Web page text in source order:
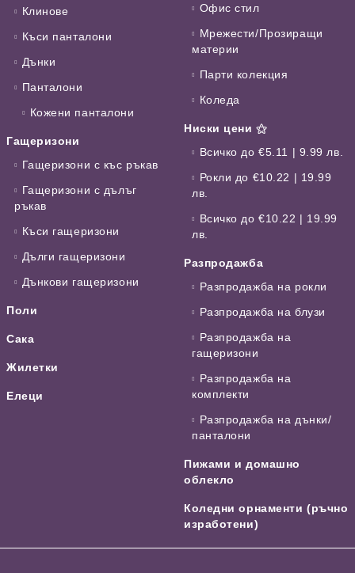
Клинове
Къси панталони
Дънки
Панталони
Кожени панталони
Гащеризони
Гащеризони с къс ръкав
Гащеризони с дълъг
ръкав
Къси гащеризони
Дълги гащеризони
Дънкови гащеризони
Поли
Сака
Жилетки
Елеци
Офис стил
Мрежести/Прозиращи
материи
Парти колекция
Коледа
Ниски цени ⚝
Всичко до €5.11 | 9.99 лв.
Рокли до €10.22 | 19.99
лв.
Всичко до €10.22 | 19.99
лв.
Разпродажба
Разпродажба на рокли
Разпродажба на блузи
Разпродажба на
гащеризони
Разпродажба на
комплекти
Разпродажба на дънки/
панталони
Пижами и домашно
облекло
Коледни орнаменти (ръчно
изработени)